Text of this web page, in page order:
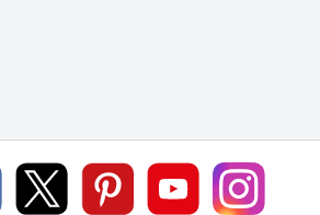
Lorenz
Leserservice
Lorenz
Leserservice
Lorenz
Leserservice
Lorenz
Leserservice
Lorenz